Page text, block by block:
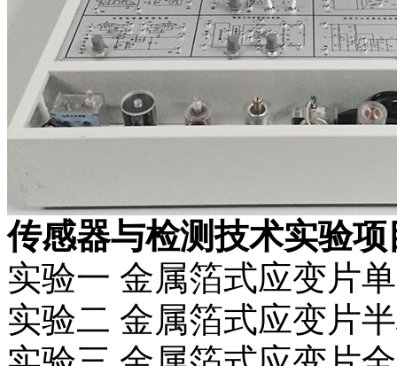
传感器与检测技术实验项
实验一 金属箔式应变片
实验二 金属箔式应变片